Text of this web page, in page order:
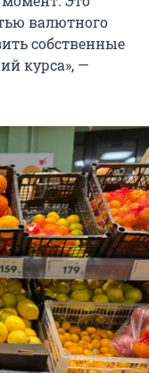
валютного
собственные
курса», —